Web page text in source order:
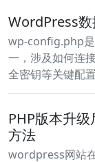
WordPress
wp-config.php是
一，涉及如何连
全密钥等关键配置
PHP版本升
方法
wordpress网站